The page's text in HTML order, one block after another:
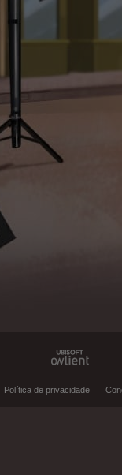
Política de privacidade